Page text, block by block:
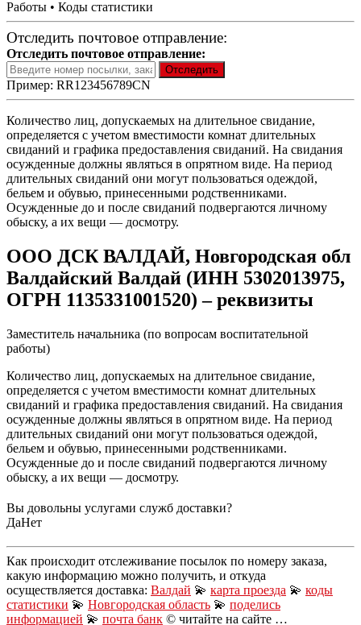
Работы • Коды статистики
Отследить почтовое отправление:
Отследить почтовое отправление:
Пример: RR123456789CN
Количество лиц, допускаемых на длительное свидание,
определяется с учетом вместимости комнат длительных
свиданий и графика предоставления свиданий. На свидания
осужденные должны являться в опрятном виде. На период
длительных свиданий они могут пользоваться одеждой,
бельем и обувью, принесенными родственниками.
Осужденные до и после свиданий подвергаются личному
обыску, а их вещи — досмотру.
ООО ДСК ВАЛДАЙ, Новгородская обл
Валдайский Валдай (ИНН 5302013975,
ОГРН 1135331001520) – реквизиты
Заместитель начальника (по вопросам воспитательной
работы)
Количество лиц, допускаемых на длительное свидание,
определяется с учетом вместимости комнат длительных
свиданий и графика предоставления свиданий. На свидания
осужденные должны являться в опрятном виде. На период
длительных свиданий они могут пользоваться одеждой,
бельем и обувью, принесенными родственниками.
Осужденные до и после свиданий подвергаются личному
обыску, а их вещи — досмотру.
Вы довольны услугами служб доставки?
ДаНет
Как происходит отслеживание посылок по номеру заказа,
какую информацию можно получить, и откуда
осуществляется доставка: Валдай 💫 карта проезда 💫 коды
статистики 💫 Новгородская область 💫 поделись
информацией 💫 почта банк © читайте на сайте …